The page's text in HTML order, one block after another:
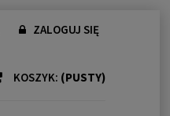
ZALOGUJ SIĘ
KOSZYK: (PUSTY)